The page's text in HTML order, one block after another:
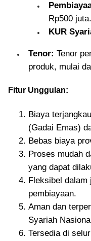
Rp500 juta.
KUR
Tenor: Tenor
produk, mulai
Fitur Unggulan:
Biaya
(Gadai Emas)
Bebas biaya
Proses mudah
yang dapat
Fleksibel dalam
pembiayaan.
Aman dan
Syariah
Tersedia di